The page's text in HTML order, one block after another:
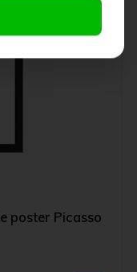
poster Picasso